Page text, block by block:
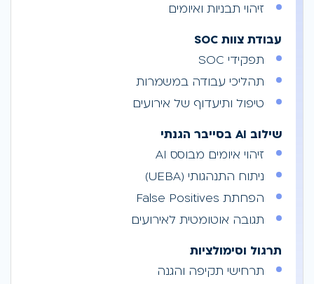
זיהוי תבניות ואיומים
עבודת צוות SOC
תפקידי SOC
תהליכי עבודה במשמרות
טיפול ותיעדוף של אירועים
שילוב AI בסייבר הגנתי
זיהוי איומים מבוסס AI
ניתוח התנהגותי (UEBA)
הפחתת False Positives
תגובה אוטומטית לאירועים
תרגול וסימולציות
תרחישי תקיפה והגנה